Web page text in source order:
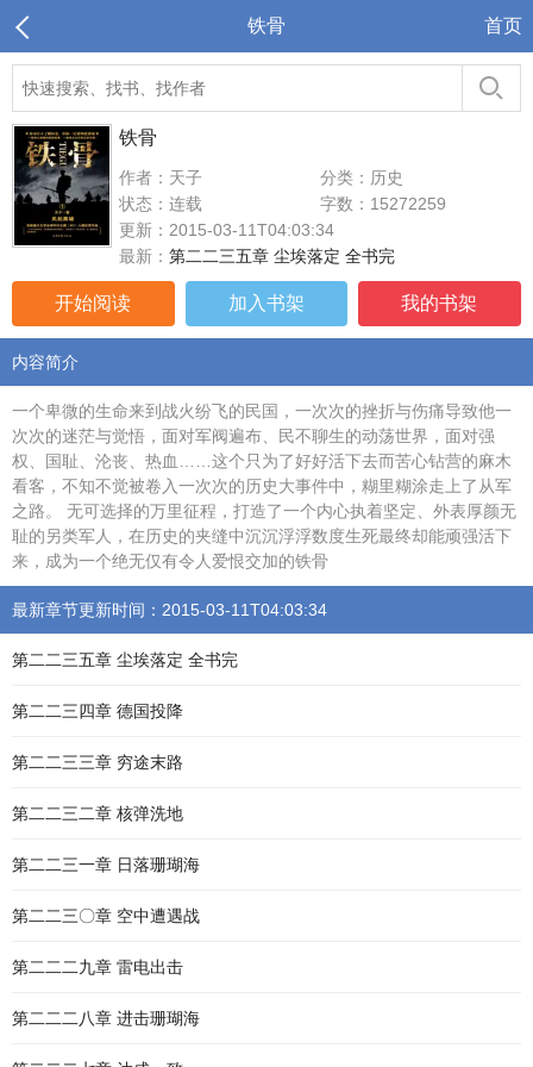
铁骨 首页
铁骨
作者：天子
分类：历史
状态：连载
字数：15272259
更新：2015-03-11T04:03:34
最新： 第二二三五章 尘埃落定 全书完
开始阅读 加入书架 我的书架
内容简介
一个卑微的生命来到战火纷飞的民国，一次次的挫折与伤痛导致他一
次次的迷茫与觉悟，面对军阀遍布、民不聊生的动荡世界，面对强
权、国耻、沦丧、热血……这个只为了好好活下去而苦心钻营的麻木
看客，不知不觉被卷入一次次的历史大事件中，糊里糊涂走上了从军
之路。 无可选择的万里征程，打造了一个内心执着坚定、外表厚颜无
耻的另类军人，在历史的夹缝中沉沉浮浮数度生死最终却能顽强活下
来，成为一个绝无仅有令人爱恨交加的铁骨
最新章节更新时间：2015-03-11T04:03:34
第二二三五章 尘埃落定 全书完
第二二三四章 德国投降
第二二三三章 穷途末路
第二二三二章 核弹洗地
第二二三一章 日落珊瑚海
第二二三〇章 空中遭遇战
第二二二九章 雷电出击
第二二二八章 进击珊瑚海